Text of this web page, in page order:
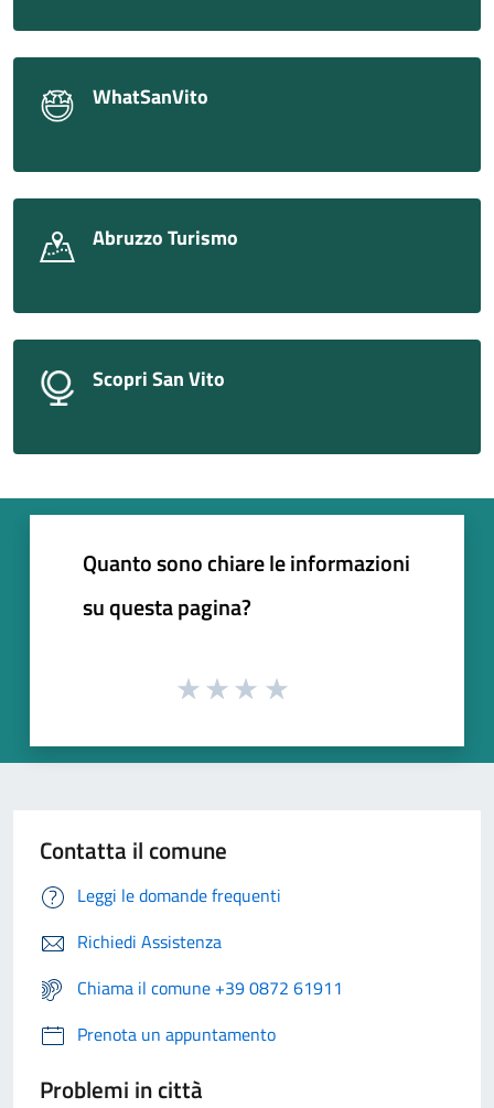
WhatSanVito
Abruzzo Turismo
Scopri San Vito
Quanto sono chiare le informazioni
su questa pagina?
Contatta il comune
Leggi le domande frequenti
Richiedi Assistenza
Chiama il comune +39 0872 61911
Prenota un appuntamento
Problemi in città